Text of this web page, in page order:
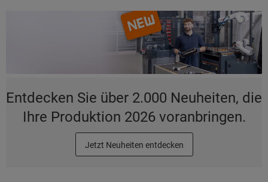
Entdecken Sie über 2.000 Neuheiten, die
Ihre Produktion 2026 voranbringen.
Jetzt Neuheiten entdecken